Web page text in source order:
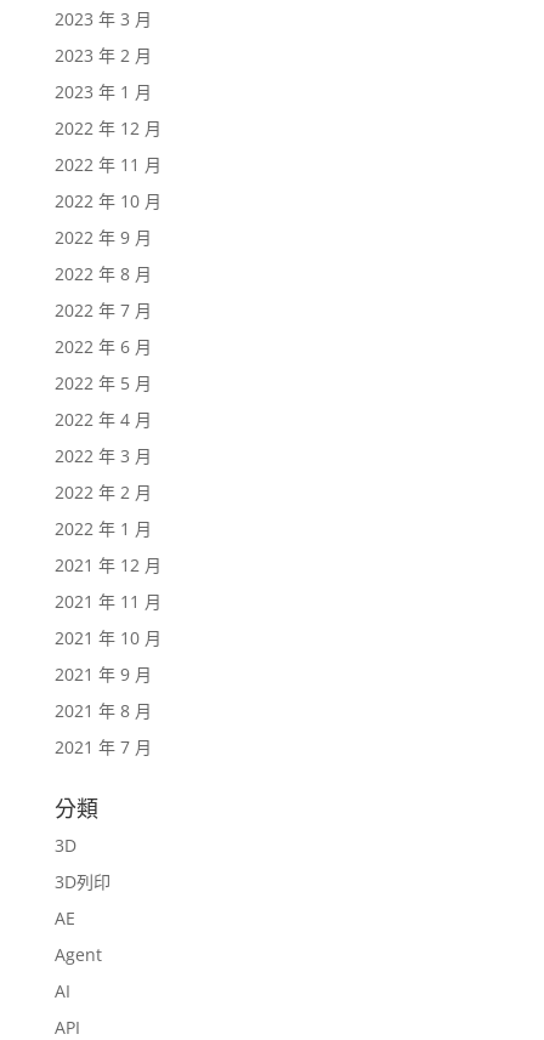
2023 年 3 月
2023 年 2 月
2023 年 1 月
2022 年 12 月
2022 年 11 月
2022 年 10 月
2022 年 9 月
2022 年 8 月
2022 年 7 月
2022 年 6 月
2022 年 5 月
2022 年 4 月
2022 年 3 月
2022 年 2 月
2022 年 1 月
2021 年 12 月
2021 年 11 月
2021 年 10 月
2021 年 9 月
2021 年 8 月
2021 年 7 月
分類
3D
3D列印
AE
Agent
AI
API